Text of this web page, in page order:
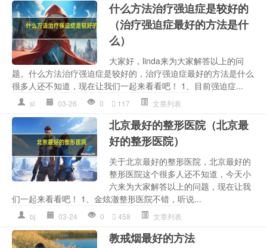
什么方法治疗强迫症是较好的
（治疗强迫症最好的方法是什
么）
大家好，linda来为大家解答以上的问
题。什么方法治疗强迫症是较好的，治疗强迫症最好的方法是什么
很多人还不知道，现在让我们一起来看看吧！ 1、目前强迫症...
sl 03-26 0 117 文章列表
北京最好的整形医院（北京最
好的整形医院）
关于北京最好的整形医院，北京最好的
整形医院这个很多人还不知道，今天小
六来为大家解答以上的问题，现在让我
们一起来看看吧！ 1、金炫澈整形医院不错，听说...
bj 03-24 0 458 文章列表
教戒烟最好的方法